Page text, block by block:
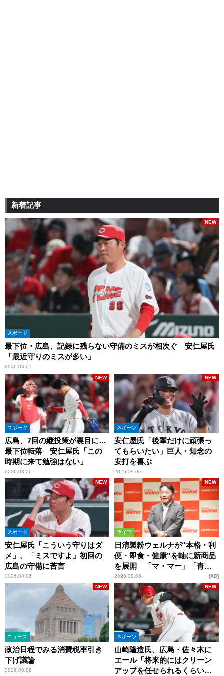
新着記事
スポーツ
最下位・広島、記録に残らない守備のミスが相次ぐ 安仁屋氏
「最近守りのミスが多い」
2026.08.07
NEW
スポーツ
広島、7回の継投策が裏目に…
最下位転落 安仁屋氏「この
時期に来て勉強はない」
2026.08.06
NEW
スポーツ
安仁屋氏「後輩だけに頑張っ
てもらいたい」巨人・知念の
安打を喜ぶ
2026.08.06
NEW
スポーツ
安仁屋氏「こういう守りはダ
メ」、「ミスですよ」初回の
広島の守備に苦言
2026.08.06
NEW
ライフ
日清製粉ウェルナが“本格・利
便・即食・健康”を軸に新商品
を展開 「マ・マー」「青の
洞窟」ブランドを強化
2026.08.06
NEW
AD
ニュース
政治日程でみる消費税率引き
下げ議論
2026.08.06
NEW
スポーツ
山崎隆造氏、広島・佐々木に
エール「将来的にはクリーン
アップを任せられるくらいま
NEW